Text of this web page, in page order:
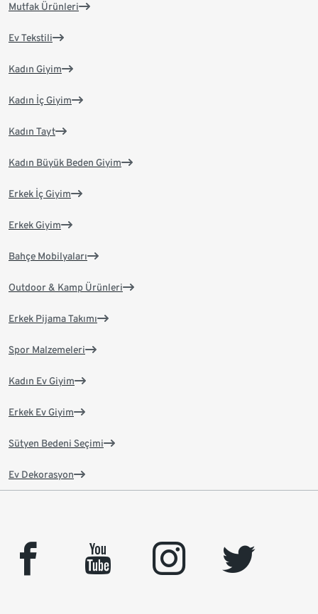
Mutfak Ürünleri
Ev Tekstili
Kadın Giyim
Kadın İç Giyim
Kadın Tayt
Kadın Büyük Beden Giyim
Erkek İç Giyim
Erkek Giyim
Bahçe Mobilyaları
Outdoor & Kamp Ürünleri
Erkek Pijama Takımı
Spor Malzemeleri
Kadın Ev Giyim
Erkek Ev Giyim
Sütyen Bedeni Seçimi
Ev Dekorasyon
facebook youtube instagram
twitter